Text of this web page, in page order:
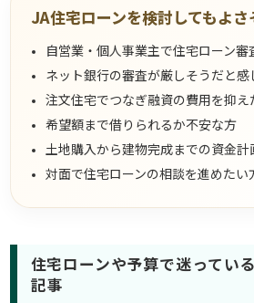
JA住宅ローンを検討してもよさ
自営業・個人事業主で住宅ローン審
ネット銀行の審査が厳しそうだと感
注文住宅でつなぎ融資の費用を抑え
希望額まで借りられるか不安な方
土地購入から建物完成までの資金
対面で住宅ローンの相談を進めたい
住宅ローンや予算で迷ってい
記事